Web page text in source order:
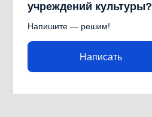
учреждений культуры?
Напишите — решим!
Написать